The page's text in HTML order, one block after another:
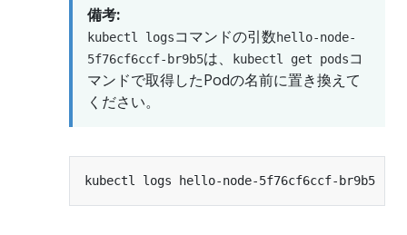
備考:
kubectl logsコマンドの引数hello-node-
5f76cf6ccf-br9b5は、 kubectl get podsコ
マンドで取得したPodの名前に置き換えて
ください。